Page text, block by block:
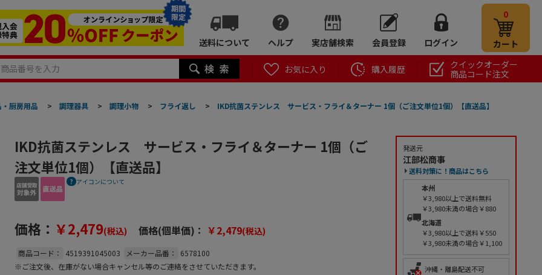
期間
限定
送料について ヘルプ 実店舗検索 会員登録 ログイン
0
カート
お気に入り 購入履歴
クイックオーダー
商品コード注文
厨房用品 > 調理器具 > 調理小物 > フライ返し > IKD抗菌ステンレス サービス・フライ＆ターナー 1個（ご注文単位1個）【直送品】
IKD抗菌ステンレス サービス・フライ＆ターナー 1個（ご
注文単位1個）【直送品】
アイコンについて
価格： ￥2,479(税込) 価格(個単価)： ￥2,479(税込)
商品コード： 4519391045003 メーカー品番：
6578100
※ご注文後、在庫がない場合キャンセル等のご連絡をさせていただきます。
発送元
江部松商事
送料対策に！商品はこちら
本州
￥3,980以上で送料無料
￥3,980未満の場合￥880
北海道
￥3,980以上で送料￥550
￥3,980未満の場合￥1,100
沖縄・離島配送不可